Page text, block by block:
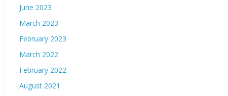
June 2023
March 2023
February 2023
March 2022
February 2022
August 2021